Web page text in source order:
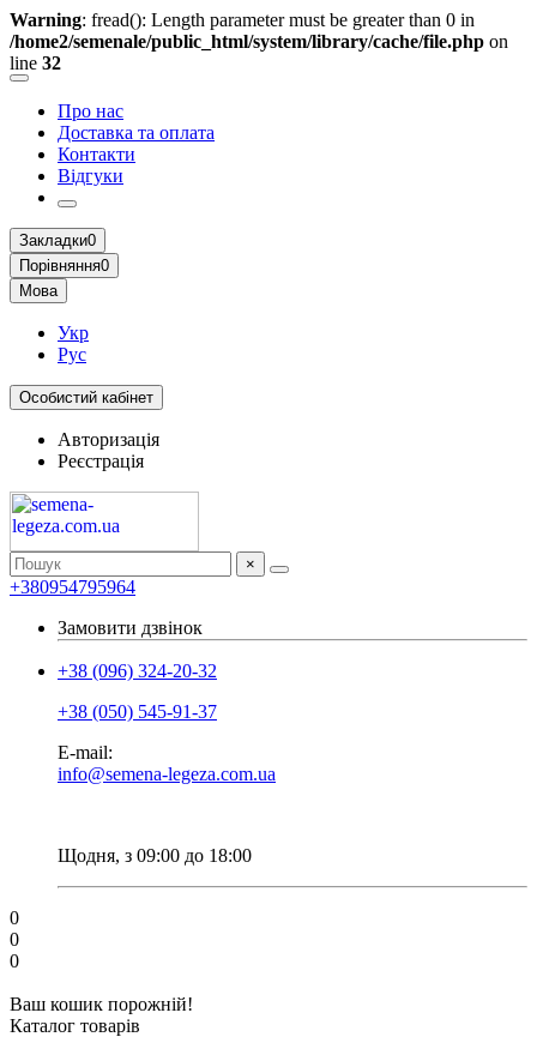
Warning: fread(): Length parameter must be greater than 0 in
/home2/semenale/public_html/system/library/cache/file.php on
line 32
Про нас
Доставка та оплата
Контакти
Відгуки
Закладки0
Порівняння0
Мова
Укр
Рус
Особистий кабінет
Авторизація
Реєстрація
×
+380954795964
Замовити дзвінок
+38 (096) 324-20-32
+38 (050) 545-91-37
E-mail:
info@semena-legeza.com.ua
Щодня, з 09:00 до 18:00
0
0
0
Ваш кошик порожній!
Каталог товарів